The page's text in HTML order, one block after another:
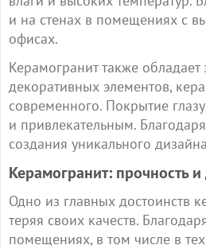
и на стенах в помещениях с
офисах.
Керамогранит также
декоративных элементов,
современного. Покрытие
и привлекательным.
создания уникального
Керамогранит: прочность и
Одно из главных достоинств
теряя своих качеств.
помещениях, в том числе в